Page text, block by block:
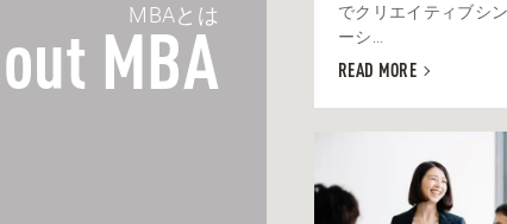
MBAとは
MBA
でクリエイティブシ
ーシ...
READ MORE